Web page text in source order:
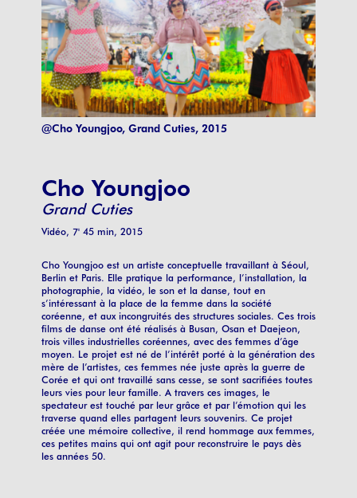
@Cho Youngjoo, Grand Cuties, 2015
Cho Youngjoo
Grand Cuties
Vidéo, 7' 45 min, 2015
Cho Youngjoo est un artiste conceptuelle travaillant à Séoul,
Berlin et Paris. Elle pratique la performance, l’installation, la
photographie, la vidéo, le son et la danse, tout en
s’intéressant à la place de la femme dans la société
coréenne, et aux incongruités des structures sociales. Ces trois
films de danse ont été réalisés à Busan, Osan et Daejeon,
trois villes industrielles coréennes, avec des femmes d’âge
moyen. Le projet est né de l’intérêt porté à la génération des
mère de l’artistes, ces femmes née juste après la guerre de
Corée et qui ont travaillé sans cesse, se sont sacrifiées toutes
leurs vies pour leur famille. A travers ces images, le
spectateur est touché par leur grâce et par l’émotion qui les
traverse quand elles partagent leurs souvenirs. Ce projet
créée une mémoire collective, il rend hommage aux femmes,
ces petites mains qui ont agit pour reconstruire le pays dès
les années 50.